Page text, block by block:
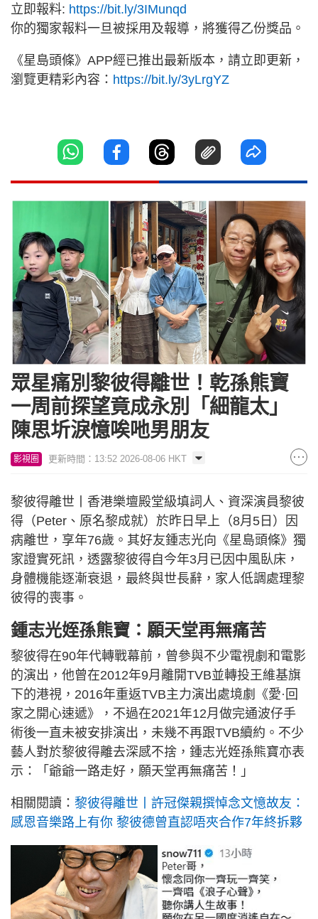
立即報料: https://bit.ly/3IMunqd
你的獨家報料一旦被採用及報導，將獲得乙份獎品。
《星島頭條》APP經已推出最新版本，請立即更新，
瀏覽更精彩內容： https://bit.ly/3yLrgYZ
眾星痛別黎彼得離世！乾孫熊寶
一周前探望竟成永別「細龍太」
陳思圻淚憶唉吔男朋友
影視圈 更新時間：13:52 2026-08-06 HKT
黎彼得離世丨香港樂壇殿堂級填詞人、資深演員黎彼
得（Peter、原名黎成就）於昨日早上（8月5日）因
病離世，享年76歲。其好友鍾志光向《星島頭條》獨
家證實死訊，透露黎彼得自今年3月已因中風臥床，
身體機能逐漸衰退，最終與世長辭，家人低調處理黎
彼得的喪事。
鍾志光姪孫熊寶：願天堂再無痛苦
黎彼得在90年代轉戰幕前，曾參與不少電視劇和電影
的演出，他曾在2012年9月離開TVB並轉投王維基旗
下的港視，2016年重返TVB主力演出處境劇《愛·回
家之開心速遞》，不過在2021年12月做完通波仔手
術後一直未被安排演出，未幾不再跟TVB續約。不少
藝人對於黎彼得離去深感不捨，鍾志光姪孫熊寶亦表
示：「爺爺一路走好，願天堂再無痛苦！」
相關閱讀： 黎彼得離世丨許冠傑親撰悼念文憶故友：
感恩音樂路上有你 黎彼德曾直認唔夾合作7年終拆夥